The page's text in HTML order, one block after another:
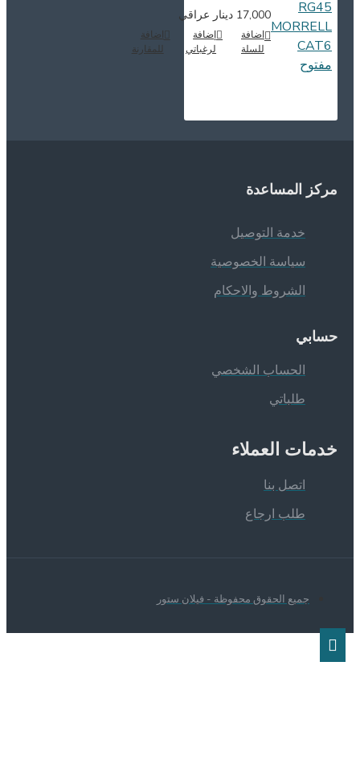
17,000 دينار عراقي
اضافة
إضافة
لرغباتي
للمقارنة
المساعدة
خدمة التوصيل
سياسة الخصوصية
الشروط والاحكام
الحساب الشخصي
طلباتي
العملاء
اتصل بنا
طلب ارجاع
جميع الحقوق محفوظة - فيلان ستور